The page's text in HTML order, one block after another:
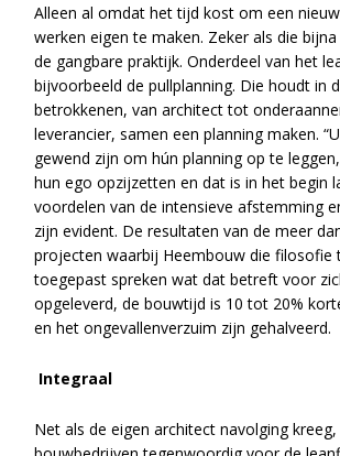
Alleen al omdat het tijd kost om een
werken eigen te maken. Zeker als die
de gangbare praktijk. Onderdeel van het
bijvoorbeeld de pullplanning. Die houdt in
betrokkenen, van architect tot
leverancier, samen een planning maken.
gewend zijn om hún planning op te
hun ego opzijzetten en dat is in het begin
voordelen van de intensieve afstemming
zijn evident. De resultaten van de meer
projecten waarbij Heembouw die
toegepast spreken wat dat betreft voor
opgeleverd, de bouwtijd is 10 tot 20%
en het ongevallenverzuim zijn gehalveerd.
Integraal
Net als de eigen architect navolging